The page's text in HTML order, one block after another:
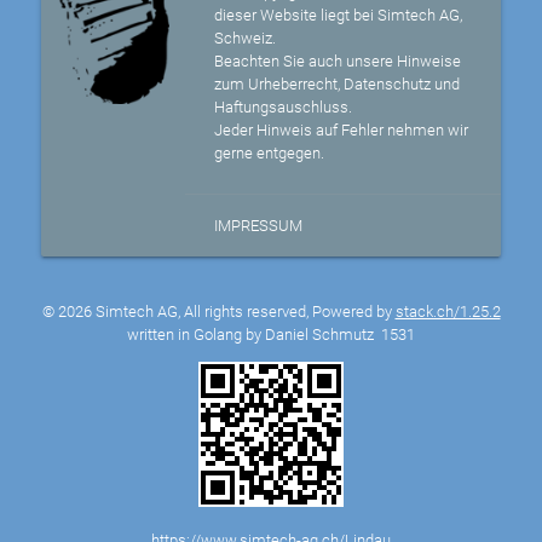
dieser Website liegt bei Simtech AG,
Schweiz.
Beachten Sie auch unsere Hinweise
zum Urheberrecht, Datenschutz und
Haftungsauschluss.
Jeder Hinweis auf Fehler nehmen wir
gerne entgegen.
IMPRESSUM
© 2026 Simtech AG, All rights reserved, Powered by stack.ch/1.25.2
written in Golang by Daniel Schmutz 1531